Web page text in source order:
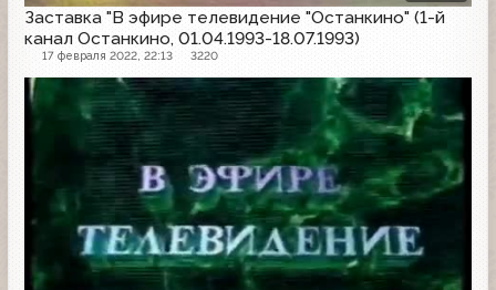
Заставка "В эфире телевидение "Останкино" (1-й
канал Останкино, 01.04.1993-18.07.1993)
17 февраля 2022, 22:13 3220
Заставка